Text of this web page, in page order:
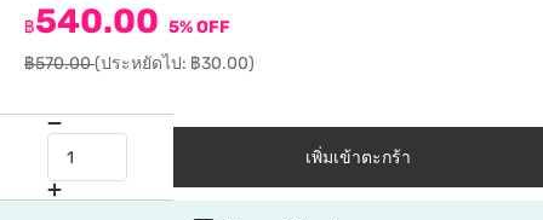
฿540.00 5% OFF
฿570.00(ประหยัดไป: ฿30.00)
เพิ่มเข้าตะกร้า